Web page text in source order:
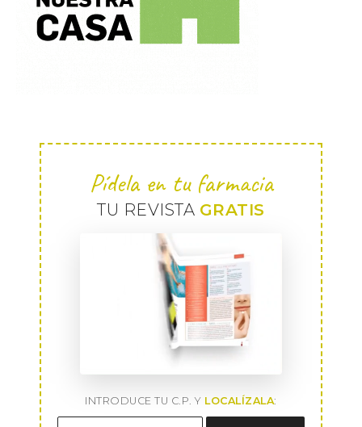
Pídela en tu farmacia
TU REVISTA GRATIS
INTRODUCE TU C.P. Y LOCALÍZALA: